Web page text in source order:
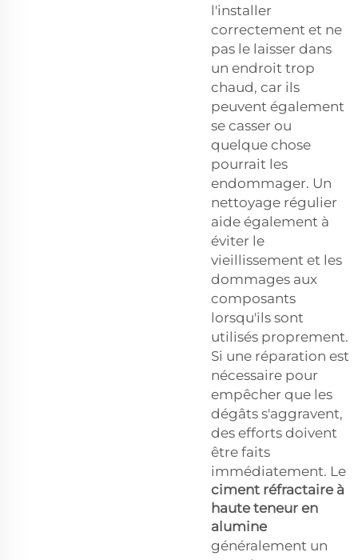
l'installer
correctement et ne
pas le laisser dans
un endroit trop
chaud, car ils
peuvent également
se casser ou
quelque chose
pourrait les
endommager. Un
nettoyage régulier
aide également à
éviter le
vieillissement et les
dommages aux
composants
lorsqu'ils sont
utilisés proprement.
Si une réparation est
nécessaire pour
empêcher que les
dégâts s'aggravent,
des efforts doivent
être faits
immédiatement. Le
ciment réfractaire à
haute teneur en
alumine
généralement un